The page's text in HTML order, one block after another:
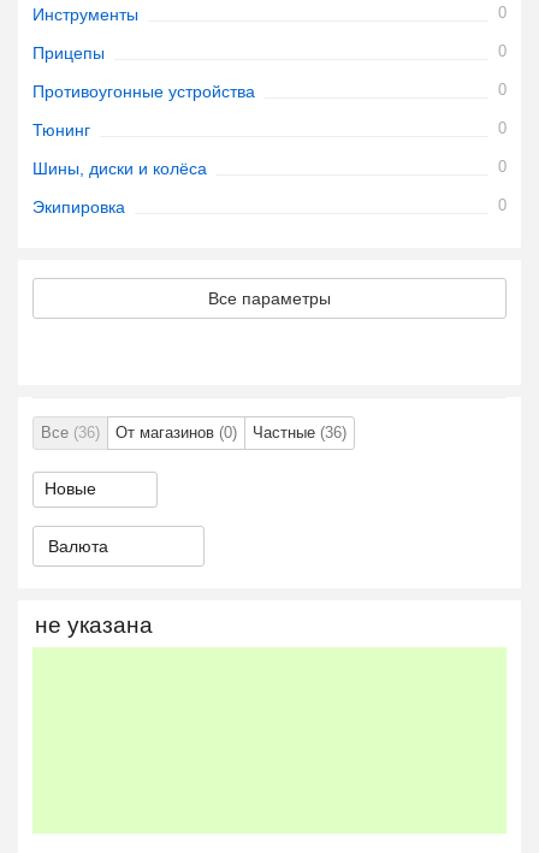
Инструменты 0
Прицепы 0
Противоугонные устройства 0
Тюнинг 0
Шины, диски и колёса 0
Экипировка 0
Все параметры
Все (36) От магазинов (0) Частные (36)
Валюта
не указана